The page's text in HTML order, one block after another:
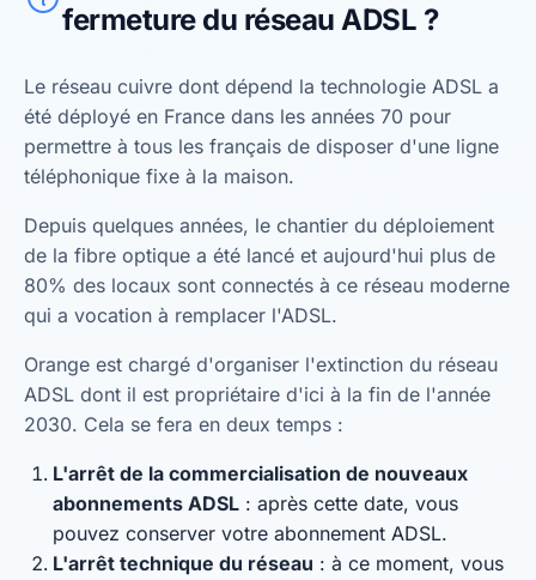
fermeture du réseau ADSL ?
Le réseau cuivre dont dépend la technologie ADSL a
été déployé en France dans les années 70 pour
permettre à tous les français de disposer d'une ligne
téléphonique fixe à la maison.
Depuis quelques années, le chantier du déploiement
de la fibre optique a été lancé et aujourd'hui plus de
80% des locaux sont connectés à ce réseau moderne
qui a vocation à remplacer l'ADSL.
Orange est chargé d'organiser l'extinction du réseau
ADSL dont il est propriétaire d'ici à la fin de l'année
2030. Cela se fera en deux temps :
L'arrêt de la commercialisation de nouveaux
abonnements ADSL : après cette date, vous
pouvez conserver votre abonnement ADSL.
L'arrêt technique du réseau : à ce moment, vous